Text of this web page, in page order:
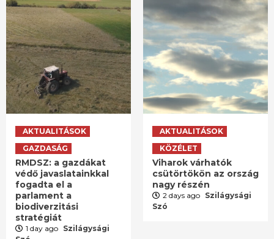
AKTUALITÁSOK
GAZDASÁG
RMDSZ: a gazdákat
védő javaslatainkkal
fogadta el a
parlament a
biodiverzitási
stratégiát
1 day ago Szilágysági
AKTUALITÁSOK
KÖZÉLET
Viharok várhatók
csütörtökön az ország
nagy részén
2 days ago Szilágysági
Szó